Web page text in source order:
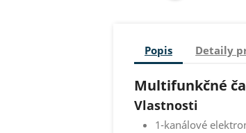
Popis Detaily
Multifunkčné
Vlastnosti
1-kanálové